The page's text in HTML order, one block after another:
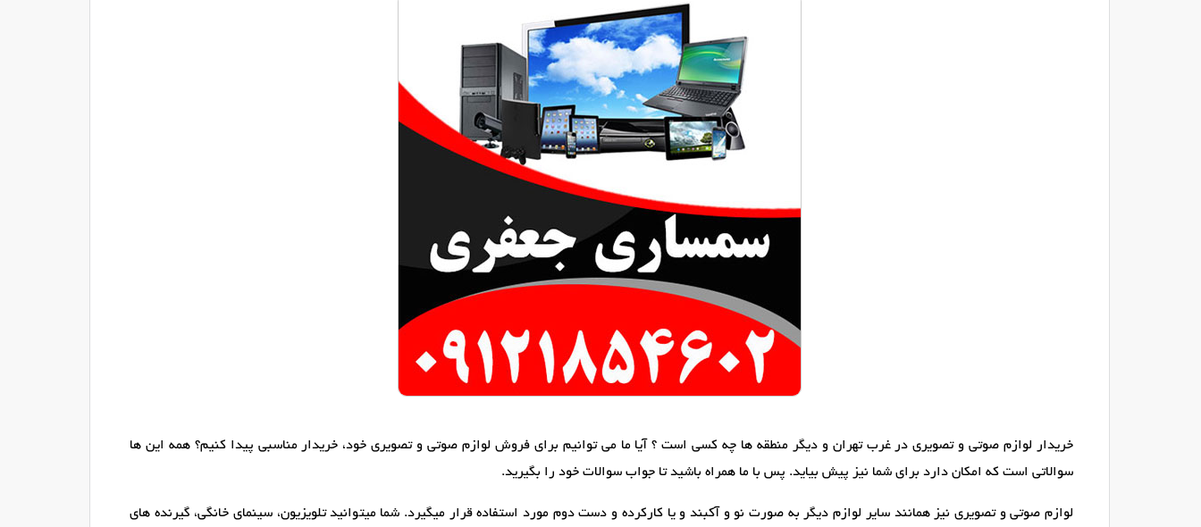
خریدار لوازم صوتی و تصویری در غرب تهران و دیگر منطقه ها چه کسی است ؟ آیا ما می توانیم برای فروش لوازم صوتی و تصویری خود، خریدار مناسبی پیدا کنیم؟ همه این ها
سوالاتی است که امکان دارد برای شما نیز پیش بیاید. پس با ما همراه باشید تا جواب سوالات خود را بگیرید.
لوازم صوتی و تصویری نیز همانند سایر لوازم دیگر به صورت نو و آکبند و یا کارکرده و دست دوم مورد استفاده قرار میگیرد. شما میتوانید تلویزیون، سینمای خانگی، گیرنده های